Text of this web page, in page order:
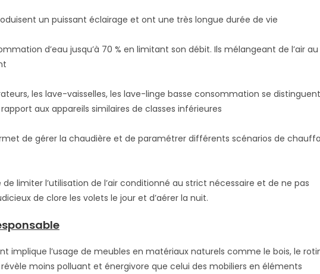
un puissant éclairage et ont une très longue durée de vie
d’eau jusqu’à 70 % en limitant son débit. Ils mélangeant de l’air au
les lave-vaisselles, les lave-linge basse consommation se distinguent
aux appareils similaires de classes inférieures
de gérer la chaudière et de paramétrer différents scénarios de
limiter l’utilisation de l’air conditionné au strict nécessaire et de ne pas
de clore les volets le jour et d’aérer la nuit.
implique l’usage de meubles en matériaux naturels comme le bois, le
moins polluant et énergivore que celui des mobiliers en éléments